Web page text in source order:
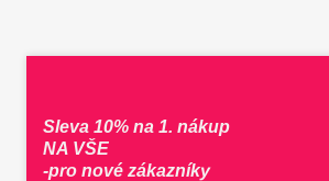
Sleva 10% na 1. nákup
NA VŠE
-pro nové zákazníky